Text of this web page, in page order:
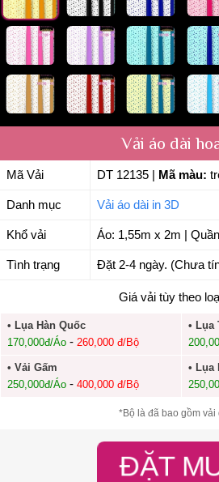
Vải áo dài
Mã Vải DT 12135 Mã màu:
Danh mục Vải áo dài in 3D
Khổ vải Áo: 1,55m x 2m |
Tình trạng Đặt 2-4 ngày. (Chưa
Giá vải tùy theo
• Lụa Hàn Quốc
170,000đ/Áo - 260,000 đ/Bộ
• Lụa
• Vải Gấm
250,000đ/Áo - 400,000 đ/Bộ
• Lụa
*Bộ là đã bao gồm vải
ĐẶT